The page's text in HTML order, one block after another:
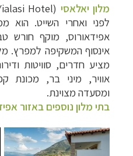
מלון יאלאסי
לפני ואחרי השייט. הוא
אפידאורוס, מוקף חורש
אינסוף המשקיפה למפרץ.
מציע חדרים, סוויטות
אוויר, מיני בר, מכונת
ומסעדה מצוינת.
בתי מלון נוספים באזור
קרוזים והפלגות
הפלגות
הפלגות
האפשרויות »